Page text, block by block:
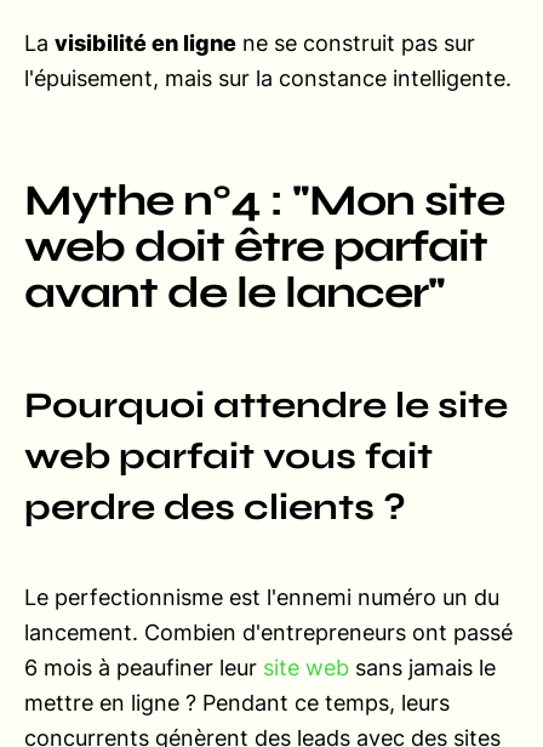
La visibilité en ligne ne se construit pas sur
l'épuisement, mais sur la constance intelligente.
Mythe n°4 : "Mon site
web doit être parfait
avant de le lancer"
Pourquoi attendre le site
web parfait vous fait
perdre des clients ?
Le perfectionnisme est l'ennemi numéro un du
lancement. Combien d'entrepreneurs ont passé
6 mois à peaufiner leur site web sans jamais le
mettre en ligne ? Pendant ce temps, leurs
concurrents génèrent des leads avec des sites